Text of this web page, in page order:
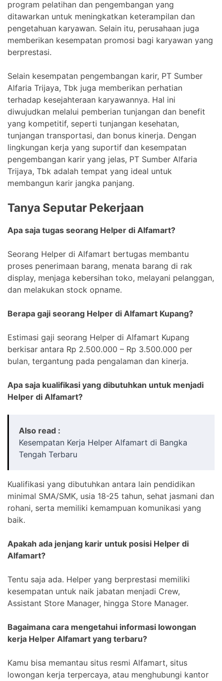
program pelatihan dan pengembangan yang
ditawarkan untuk meningkatkan keterampilan dan
pengetahuan karyawan. Selain itu, perusahaan juga
memberikan kesempatan promosi bagi karyawan yang
berprestasi.
Selain kesempatan pengembangan karir, PT Sumber
Alfaria Trijaya, Tbk juga memberikan perhatian
terhadap kesejahteraan karyawannya. Hal ini
diwujudkan melalui pemberian tunjangan dan benefit
yang kompetitif, seperti tunjangan kesehatan,
tunjangan transportasi, dan bonus kinerja. Dengan
lingkungan kerja yang suportif dan kesempatan
pengembangan karir yang jelas, PT Sumber Alfaria
Trijaya, Tbk adalah tempat yang ideal untuk
membangun karir jangka panjang.
Tanya Seputar Pekerjaan
Apa saja tugas seorang Helper di Alfamart?
Seorang Helper di Alfamart bertugas membantu
proses penerimaan barang, menata barang di rak
display, menjaga kebersihan toko, melayani pelanggan,
dan melakukan stock opname.
Berapa gaji seorang Helper di Alfamart Kupang?
Estimasi gaji seorang Helper di Alfamart Kupang
berkisar antara Rp 2.500.000 – Rp 3.500.000 per
bulan, tergantung pada pengalaman dan kinerja.
Apa saja kualifikasi yang dibutuhkan untuk menjadi
Helper di Alfamart?
Also read :
Kesempatan Kerja Helper Alfamart di Bangka
Tengah Terbaru
Kualifikasi yang dibutuhkan antara lain pendidikan
minimal SMA/SMK, usia 18-25 tahun, sehat jasmani dan
rohani, serta memiliki kemampuan komunikasi yang
baik.
Apakah ada jenjang karir untuk posisi Helper di
Alfamart?
Tentu saja ada. Helper yang berprestasi memiliki
kesempatan untuk naik jabatan menjadi Crew,
Assistant Store Manager, hingga Store Manager.
Bagaimana cara mengetahui informasi lowongan
kerja Helper Alfamart yang terbaru?
Kamu bisa memantau situs resmi Alfamart, situs
lowongan kerja terpercaya, atau menghubungi kantor